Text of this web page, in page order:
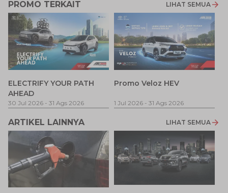
PROMO TERKAIT LIHAT SEMUA
ELECTRIFY YOUR PATH
AHEAD
30 Jul 2026 - 31 Ags 2026
Promo Veloz HEV
1 Jul 2026 - 31 Ags 2026
ARTIKEL LAINNYA LIHAT SEMUA